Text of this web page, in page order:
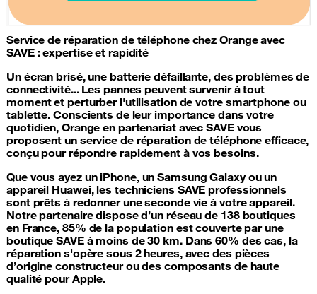
Service de réparation de téléphonechez Orange avec
SAVE : expertise et rapidité
Un écran brisé, une batterie défaillante, des problèmes de
connectivité... Les pannes peuvent survenir à tout
moment et perturber l'utilisation de votre smartphoneou
tablette. Conscients de leur importance dans votre
quotidien, Orange en partenariat avec SAVE vous
proposent un service de réparation de téléphone efficace,
conçu pour répondre rapidement à vos besoins.
Que vous ayez un iPhone, un SamsungGalaxyou un
appareil Huawei, les techniciens SAVE professionnels
sont prêts à redonner une seconde vie à votre appareil.
Notre partenaire dispose d’un réseau de 138 boutiques
en France, 85% de la population est couverte par une
boutique SAVE à moins de 30 km. Dans 60% des cas, la
réparation s'opère sous 2 heures, avec des pièces
d’origine constructeur ou des composants de haute
qualité pour Apple.